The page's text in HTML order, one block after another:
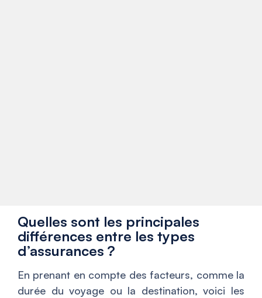
Quelles sont les principales
différences entre les types
d’assurances ?
En prenant en compte des facteurs, comme la
durée du voyage ou la destination, voici les